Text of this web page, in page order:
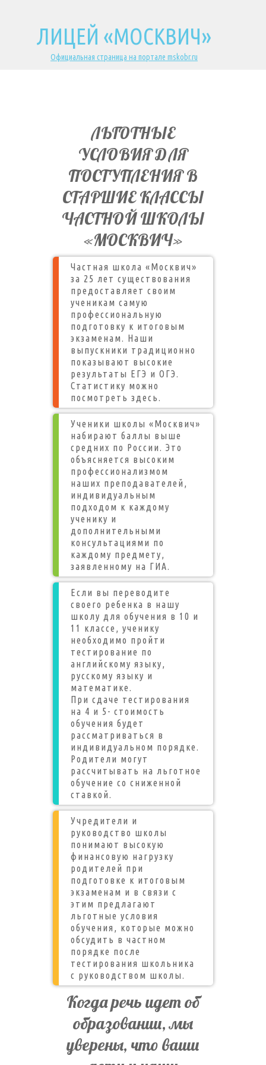
ЛИЦЕЙ «МОСКВИЧ»
Официальная страница на портале mskobr.ru
ЛЬГОТНЫЕ
УСЛОВИЯ ДЛЯ
ПОСТУПЛЕНИЯ В
СТАРШИЕ КЛАССЫ
ЧАСТНОЙ ШКОЛЫ
«МОСКВИЧ»
Частная школа «Москвич»
за 25 лет существования
предоставляет своим
ученикам самую
профессиональную
подготовку к итоговым
экзаменам. Наши
выпускники традиционно
показывают высокие
результаты ЕГЭ и ОГЭ.
Статистику можно
посмотреть здесь.
Ученики школы «Москвич»
набирают баллы выше
средних по России. Это
объясняется высоким
профессионализмом
наших преподавателей,
индивидуальным
подходом к каждому
ученику и
дополнительными
консультациями по
каждому предмету,
заявленному на ГИА.
Если вы переводите
своего ребенка в нашу
школу для обучения в 10 и
11 классе, ученику
необходимо пройти
тестирование по
английскому языку,
русскому языку и
математике.
При сдаче тестирования
на 4 и 5- стоимость
обучения будет
рассматриваться в
индивидуальном порядке.
Родители могут
рассчитывать на льготное
обучение со сниженной
ставкой.
Учредители и
руководство школы
понимают высокую
финансовую нагрузку
родителей при
подготовке к итоговым
экзаменам и в связи с
этим предлагают
льготные условия
обучения, которые можно
обсудить в частном
порядке после
тестирования школьника
с руководством школы.
Когда речь идет об
образовании, мы
уверены, что ваши